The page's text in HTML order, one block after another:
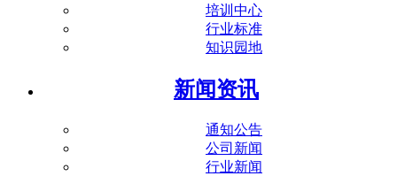
培训中心
行业标准
知识园地
新闻资讯
通知公告
公司新闻
行业新闻